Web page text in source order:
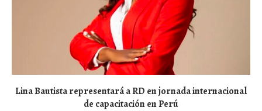
Lina Bautista representará a RD en jornada internacional
de capacitación en Perú